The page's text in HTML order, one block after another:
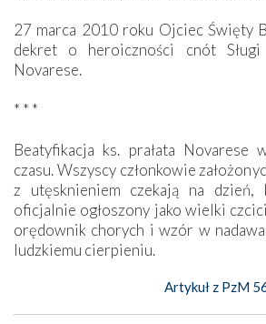
27 marca 2010 roku Ojciec Święty
dekret o heroiczności cnót
Novarese.
* * *
Beatyfikacja ks. prałata Novarese
czasu. Wszyscy członkowie
z utęsknieniem czekają na dzień,
oficjalnie ogłoszony jako wielki
orędownik chorych i wzór w
ludzkiemu ­cierpieniu.
Artykuł z PzM